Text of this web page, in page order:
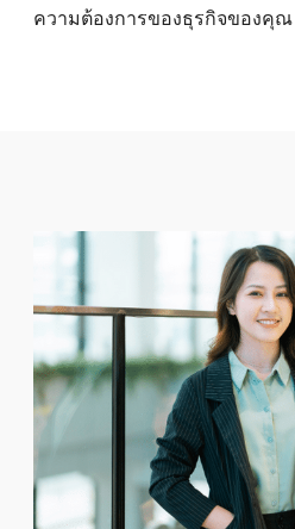
ความต้องการของธุรกิจของคุณ